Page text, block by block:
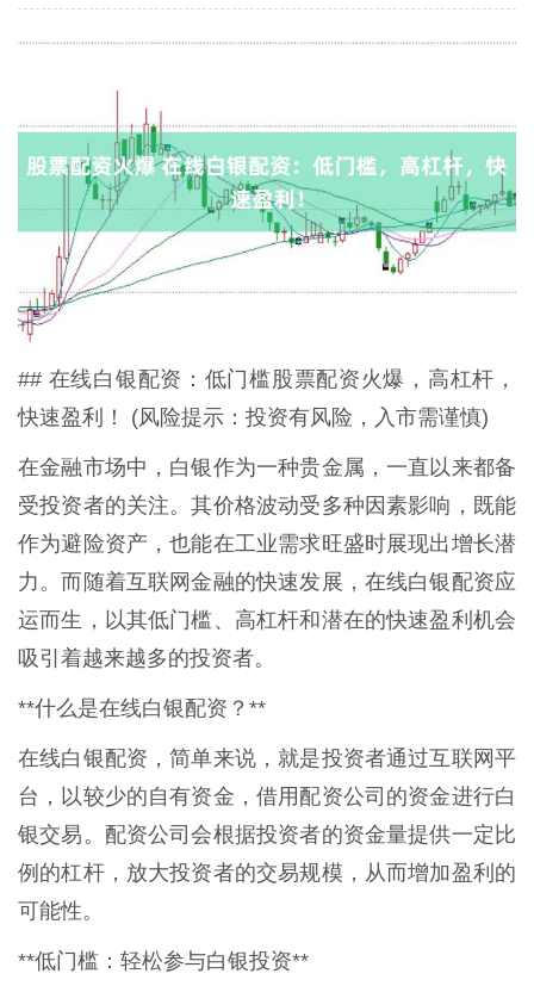
## 在线白银配资：低门槛股票配资火爆，高杠杆，
快速盈利！ (风险提示：投资有风险，入市需谨慎)
在金融市场中，白银作为一种贵金属，一直以来都备
受投资者的关注。其价格波动受多种因素影响，既能
作为避险资产，也能在工业需求旺盛时展现出增长潜
力。而随着互联网金融的快速发展，在线白银配资应
运而生，以其低门槛、高杠杆和潜在的快速盈利机会
吸引着越来越多的投资者。
**什么是在线白银配资？**
在线白银配资，简单来说，就是投资者通过互联网平
台，以较少的自有资金，借用配资公司的资金进行白
银交易。配资公司会根据投资者的资金量提供一定比
例的杠杆，放大投资者的交易规模，从而增加盈利的
可能性。
**低门槛：轻松参与白银投资**